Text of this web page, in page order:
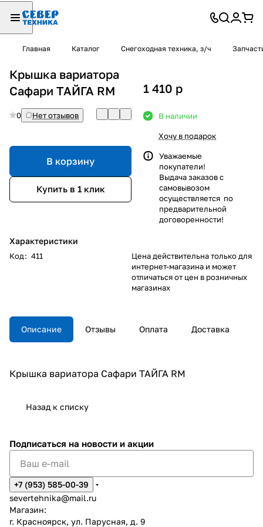
Главная Каталог Снегоходная техника, з/ч
Крышка вариатора
Сафари ТАЙГА RM
0 Нет отзывов
В корзину
Купить в 1 клик
Характеристики
Код: 411
1 410 p
В наличии
Хочу в подарок
Уважаемые
покупатели!
Выдача заказов с
самовывозом
осуществляется по
предварительной
договоренности!
Цена действительна только для
интернет-магазина и может
отличаться от цен в розничных
магазинах
Описание Отзывы Оплата Доставка
Крышка вариатора Сафари ТАЙГА RM
Назад к списку
Подписаться на новости и акции
+7 (953) 585-00-39
severtehnika@mail.ru
Магазин:
г. Красноярск, ул. Парусная, д. 9